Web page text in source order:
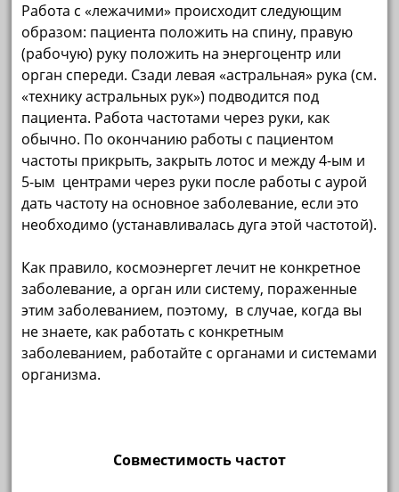
Работа с «лежачими» происходит следующим
образом: пациента положить на спину, правую
(рабочую) руку положить на энергоцентр или
орган спереди. Сзади левая «астральная» рука (см.
«технику астральных рук») подводится под
пациента. Работа частотами через руки, как
обычно. По окончанию работы с пациентом
частоты прикрыть, закрыть лотос и между 4-ым и
5-ым центрами через руки после работы с аурой
дать частоту на основное заболевание, если это
необходимо (устанавливалась дуга этой частотой).
Как правило, космоэнергет лечит не конкретное
заболевание, а орган или систему, пораженные
этим заболеванием, поэтому, в случае, когда вы
не знаете, как работать с конкретным
заболеванием, работайте с органами и системами
организма.
Совместимость частот